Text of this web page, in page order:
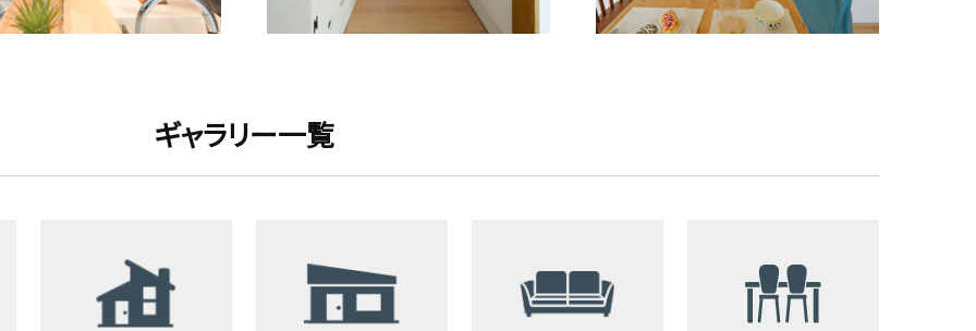
ギャラリー一覧